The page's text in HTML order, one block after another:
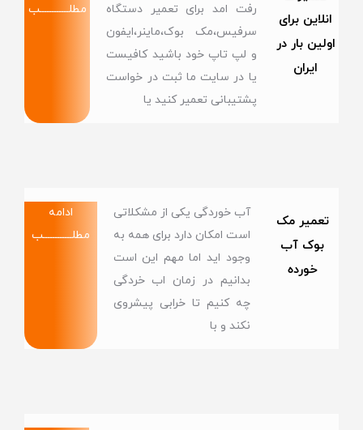
انلاین برای
اولین بار در
ایران
رفت امد برای تعمیر دستگاه
سرفیس،مک بوک،ماینر،ایفون
و لپ تاپ خود باشید کافیست
یا در سایت ما ثبت در خواست
پشتیبانی تعمیر کنید یا
مطلــــــــــــب
تعمیر مک
بوک آب
خورده
آب خوردگی یکی از مشکلاتی
است امکان دارد برای همه به
وجود اید اما مهم این است
بدانیم در زمان اب خردگی
چه کنیم تا خرابی پیشروی
نکند و با
ادامه
مطلــــــــــــب